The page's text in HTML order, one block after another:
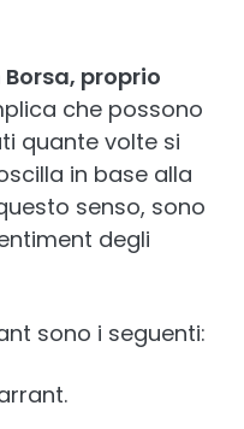
proprio
che possono
quante volte si
in base alla
senso, sono
degli
sono i seguenti: